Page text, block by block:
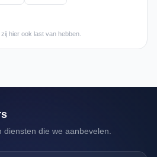
hier ook last van hebben.
diensten die we aanbevelen.